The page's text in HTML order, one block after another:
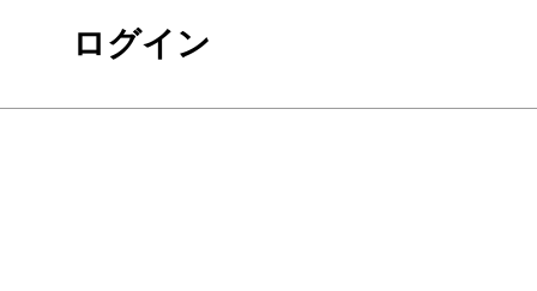
ログイン